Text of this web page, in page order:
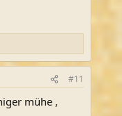
#11
mühe ,